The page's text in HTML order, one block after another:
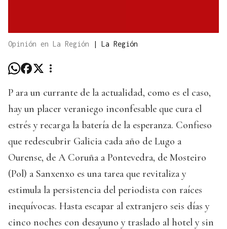
Opinión en La Región | La Región
P ara un currante de la actualidad, como es el caso,
hay un placer veraniego inconfesable que cura el
estrés y recarga la batería de la esperanza. Confieso
que redescubrir Galicia cada año de Lugo a
Ourense, de A Coruña a Pontevedra, de Mosteiro
(Pol) a Sanxenxo es una tarea que revitaliza y
estimula la persistencia del periodista con raíces
inequívocas. Hasta escapar al extranjero seis días y
cinco noches con desayuno y traslado al hotel y sin